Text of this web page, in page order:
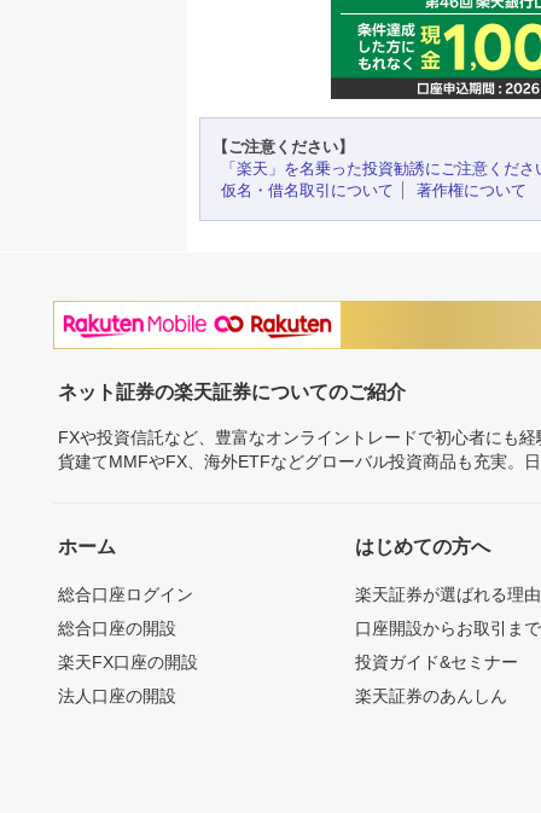
【ご注意ください】
「楽天」を名乗った投資勧誘にご注意くださ
仮名・借名取引について
著作権について
ネット証券の楽天証券についてのご紹介
FXや投資信託など、豊富なオンライントレードで初心者にも
貨建てMMFやFX、海外ETFなどグローバル投資商品も充実。
ホーム
総合口座ログイン
総合口座の開設
楽天FX口座の開設
法人口座の開設
はじめての方へ
楽天証券が選ばれる理由
口座開設からお取引ま
投資ガイド&セミナー
楽天証券のあんしん